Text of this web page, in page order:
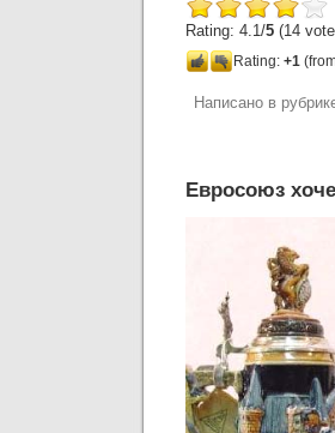
Rating: 4.1/5 (14
Rating: +1
Написано в
Евросоюз